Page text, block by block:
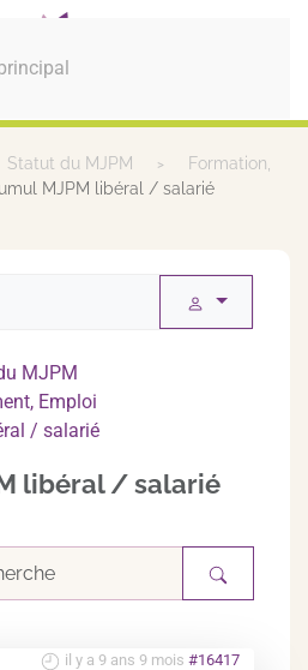
Statut du MJPM
Formation,
MJPM libéral / salarié
MJPM
Emploi
/ salarié
libéral / salarié
il y a 9 ans 9 mois #16417